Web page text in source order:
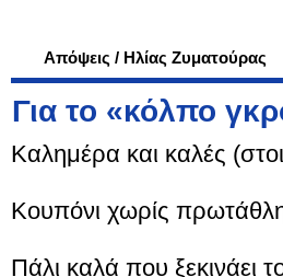
Απόψεις / Ηλίας Ζυματούρας
Για το «κόλπο
Καλημέρα και καλές
Κουπόνι χωρίς
Πάλι καλά που ξεκινάει